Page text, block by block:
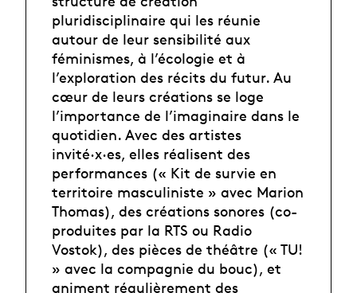
pluridisciplinaire qui les réunie
autour de leur sensibilité aux
féminismes, à l’écologie et à
l’exploration des récits du futur. Au
cœur de leurs créations se loge
l’importance de l’imaginaire dans le
quotidien. Avec des artistes
invité·x·es, elles réalisent des
performances (« Kit de survie en
territoire masculiniste » avec Marion
Thomas), des créations sonores (co-
produites par la RTS ou Radio
Vostok), des pièces de théâtre (« TU!
» avec la compagnie du bouc), et
animent régulièrement des